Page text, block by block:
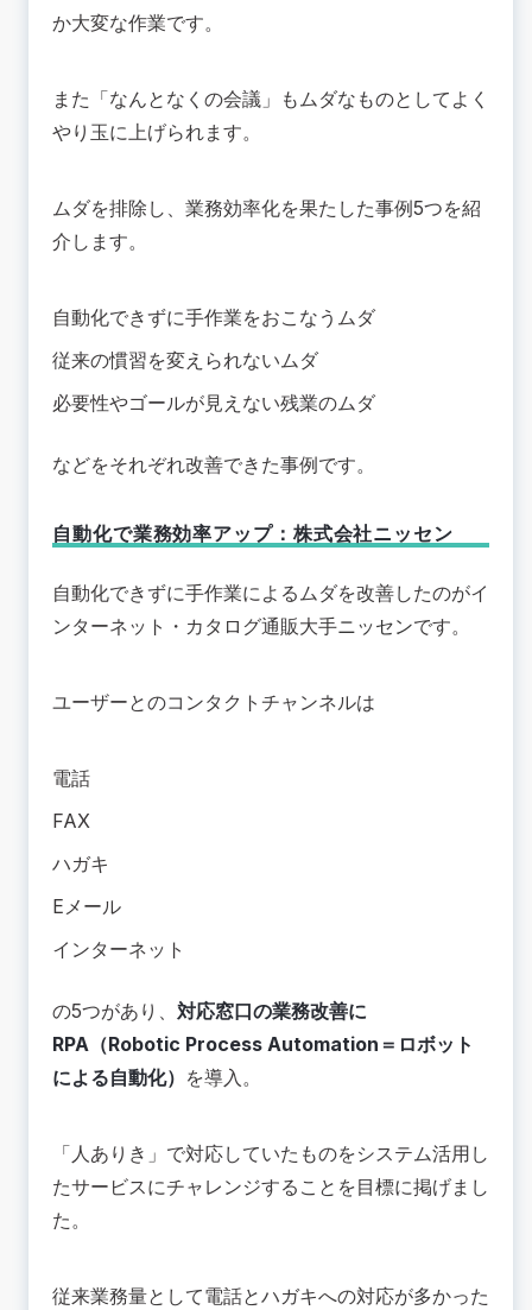
か大変な作業です。
また「なんとなくの会議」もムダなものとしてよく
やり玉に上げられます。
ムダを排除し、業務効率化を果たした事例5つを紹
介します。
自動化できずに手作業をおこなうムダ
従来の慣習を変えられないムダ
必要性やゴールが見えない残業のムダ
などをそれぞれ改善できた事例です。
自動化で業務効率アップ：株式会社ニッセン
自動化できずに手作業によるムダを改善したのがイ
ンターネット・カタログ通販大手ニッセンです。
ユーザーとのコンタクトチャンネルは
電話
FAX
ハガキ
Eメール
インターネット
の5つがあり、 対応窓口の業務改善に
RPA（Robotic Process Automation＝ロボット
による自動化） を導入。
「人ありき」で対応していたものをシステム活用し
たサービスにチャレンジすることを目標に掲げまし
た。
従来業務量として電話とハガキへの対応が多かった